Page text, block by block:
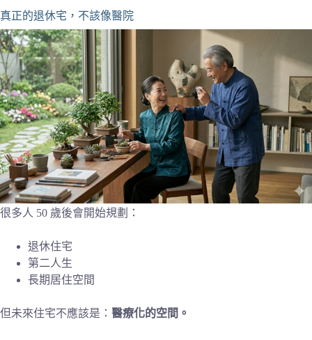
真正的退休宅，不該像醫院
很多人 50 歲後會開始規劃：
退休住宅
第二人生
長期居住空間
但未來住宅不應該是： 醫療化的空間。